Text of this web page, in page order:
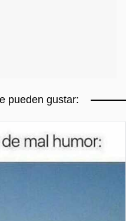
pueden gustar: